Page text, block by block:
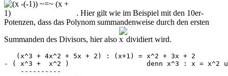
. Hier gilt wie im Beispiel mit den 10er-
Potenzen, dass das Polynom summandenweise durch den ersten
Summanden des Divisors, hier also
dividiert wird.
   (x^3 + 4x^2 + 5x + 2) : (x+1) = x^2 + 3x + 2
- ( x^3 +  x^2 )                   denn x^3 : x = x^2
    ----------